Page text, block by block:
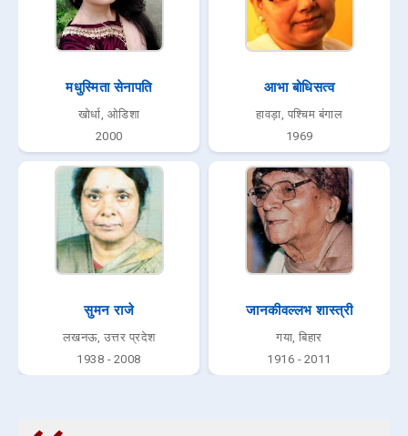
मधुस्मिता सेनापति
खोर्धा, ओडिशा
2000
आभा बोधिसत्व
हावड़ा, पश्चिम बंगाल
1969
सुमन राजे
लखनऊ, उत्तर प्रदेश
1938 - 2008
जानकीवल्लभ शास्त्री
गया, बिहार
1916 - 2011